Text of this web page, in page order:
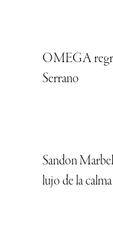
OMEGA
Serrano
Sandon
lujo de la calma